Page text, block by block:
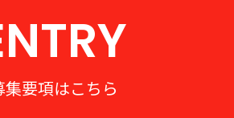
集要項はこちら